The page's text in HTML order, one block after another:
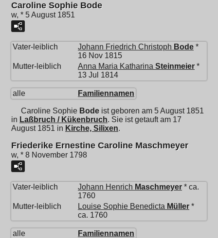
Caroline Sophie Bode
w, * 5 August 1851
Vater-leiblich Johann Friedrich Christoph Bode *
16 Nov 1815
Mutter-leiblich
Anna Maria Katharina Steinmeier *
13 Jul 1814
alle Familiennamen
Caroline Sophie Bode ist geboren am 5 August 1851
in Laßbruch / Kükenbruch. Sie ist getauft am 17
August 1851 in Kirche, Silixen.
Friederike Ernestine Caroline Maschmeyer
w, * 8 November 1798
Vater-leiblich Johann Henrich Maschmeyer * ca.
1760
Mutter-leiblich
Louise Sophie Benedicta Müller *
ca. 1760
alle Familiennamen